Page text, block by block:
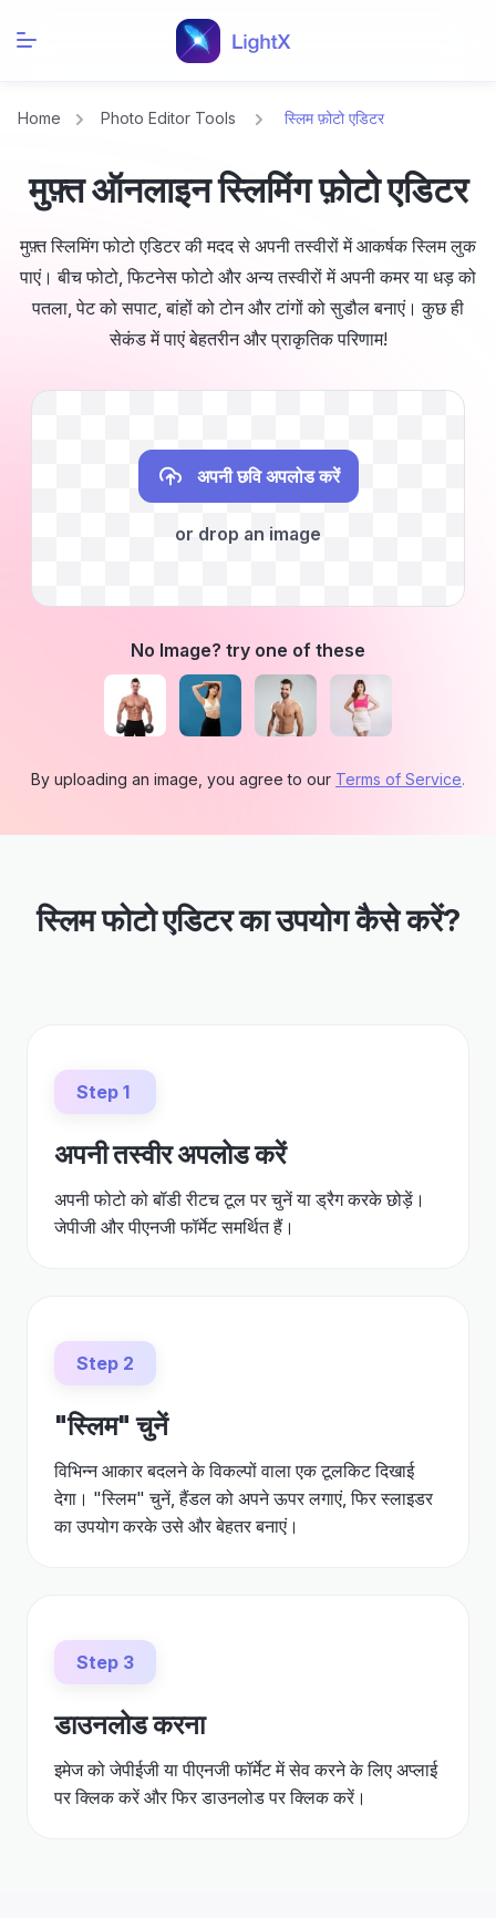
Home Photo Editor Tools स्लिम फ़ोटो एडिटर
मुफ़्त ऑनलाइन स्लिमिंग फ़ोटो एडिटर
मुफ़्त स्लिमिंग फोटो एडिटर की मदद से अपनी तस्वीरों में आकर्षक स्लिम लुक
पाएं। बीच फोटो, फिटनेस फोटो और अन्य तस्वीरों में अपनी कमर या धड़ को
पतला, पेट को सपाट, बांहों को टोन और टांगों को सुडौल बनाएं। कुछ ही
सेकंड में पाएं बेहतरीन और प्राकृतिक परिणाम!
अपनी छवि अपलोड करें
or drop an image
No Image? try one of these
By uploading an image, you agree to our Terms of Service.
स्लिम फोटो एडिटर का उपयोग कैसे करें?
Step 1
अपनी तस्वीर अपलोड करें
अपनी फोटो को बॉडी रीटच टूल पर चुनें या ड्रैग करके छोड़ें।
जेपीजी और पीएनजी फॉर्मेट समर्थित हैं।
Step 2
"स्लिम" चुनें
विभिन्न आकार बदलने के विकल्पों वाला एक टूलकिट दिखाई
देगा। "स्लिम" चुनें, हैंडल को अपने ऊपर लगाएं, फिर स्लाइडर
का उपयोग करके उसे और बेहतर बनाएं।
Step 3
डाउनलोड करना
इमेज को जेपीईजी या पीएनजी फॉर्मेट में सेव करने के लिए अप्लाई
पर क्लिक करें और फिर डाउनलोड पर क्लिक करें।